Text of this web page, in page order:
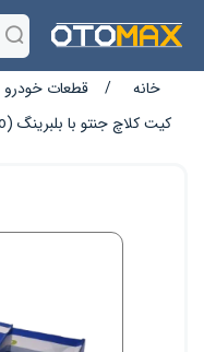
خانه / قطعات خودرو
کیت کلاچ جنتو با بلبرینگ (valeo)